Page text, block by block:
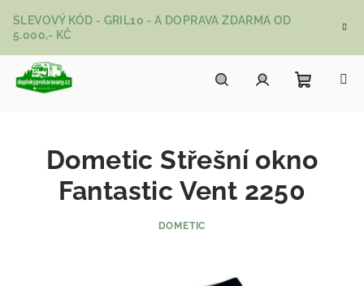
SLEVOVÝ KÓD - GRIL10 - A DOPRAVA ZDARMA OD
5.000,- KČ
Dometic Střešní okno
Fantastic Vent 2250
DOMETIC